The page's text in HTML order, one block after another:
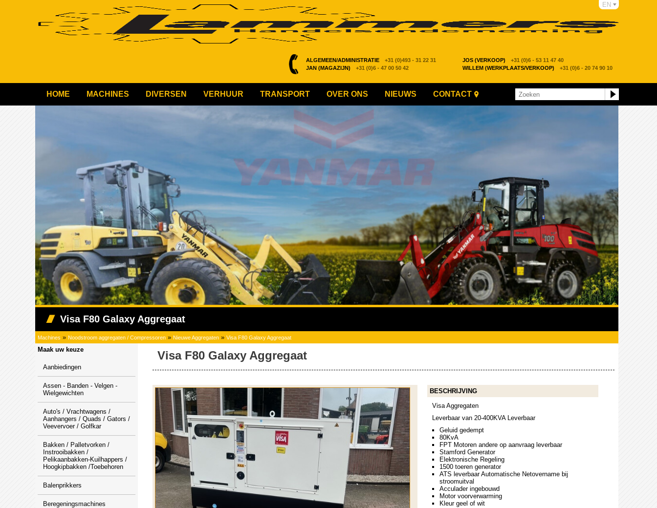
ALGEMEEN/ADMINISTRATIE +31 (0)493 - 31 22 31 JOS (VERKOOP)
+31 (0)6 - 53 11 47 40
JAN (MAGAZIJN)
+31 (0)6 - 47 00 50 42 WILLEM (WERKPLAATS/VERKOOP) +31 (0)6 - 20 74 90 10
EN
HOME MACHINES DIVERSEN VERHUUR TRANSPORT OVER ONS NIEUWS CONTACT
Visa F80 Galaxy Aggregaat
Machines » Noodstroom aggregaten / Compressoren » Nieuwe Aggregaten » Visa F80 Galaxy Aggregaat
Maak uw keuze
Aanbiedingen
Assen - Banden - Velgen -
Wielgewichten
Auto's / Vrachtwagens /
Aanhangers / Quads / Gators /
Veevervoer / Golfkar
Bakken / Palletvorken /
Instrooibakken /
Pelikaanbakken-Kuilhappers /
Hoogkipbakken /Toebehoren
Balenprikkers
Beregeningsmachines
Visa F80 Galaxy Aggregaat
BESCHRIJVING
Visa Aggregaten
Leverbaar van 20-400KVA Leverbaar
Geluid gedempt
80KvA
FPT Motoren andere op aanvraag leverbaar
Stamford Generator
Elektronische Regeling
1500 toeren generator
ATS leverbaar Automatische Netovername bij
stroomuitval
Acculader ingebouwd
Motor voorverwarming
Kleur geel of wit